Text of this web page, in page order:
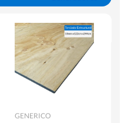
Sierras Circulares
GENERICO